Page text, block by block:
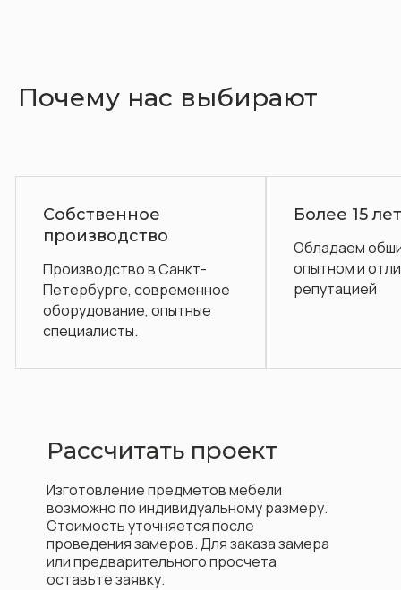
Почему нас выбирают
в Санкт-
опытные
Более 15 лет на рынке
Обладаем обширным
опытном и отличной
репутацией
Рассчитать проект
Изготовление предметов мебели
возможно по индивидуальному размеру.
Стоимость уточняется после
проведения замеров. Для заказа замера
или предварительного просчета
оставьте заявку.